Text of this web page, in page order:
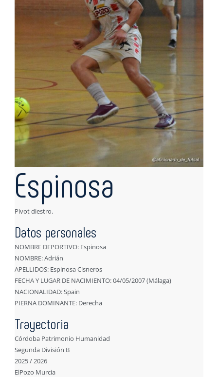
Espinosa
Pívot diestro.
Datos personales
NOMBRE DEPORTIVO: Espinosa
NOMBRE: Adrián
APELLIDOS: Espinosa Cisneros
FECHA Y LUGAR DE NACIMIENTO: 04/05/2007 (Málaga)
NACIONALIDAD: Spain
PIERNA DOMINANTE: Derecha
Trayectoria
Córdoba Patrimonio Humanidad
Segunda División B
2025 / 2026
ElPozo Murcia